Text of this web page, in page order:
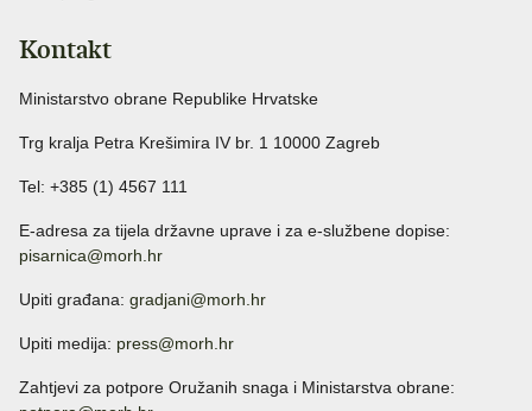
Kontakt
Ministarstvo obrane Republike Hrvatske
Trg kralja Petra Krešimira IV br. 1 10000 Zagreb
Tel: +385 (1) 4567 111
E-adresa za tijela državne uprave i za e-službene dopise:
pisarnica@morh.hr
Upiti građana: gradjani@morh.hr
Upiti medija: press@morh.hr
Zahtjevi za potpore Oružanih snaga i Ministarstva obrane: